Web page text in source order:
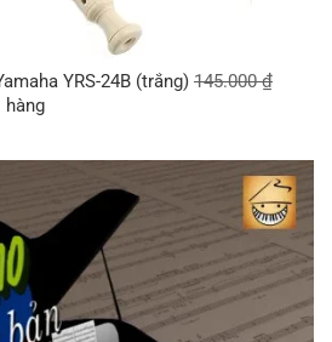
YRS-24B (trắng) 145.000₫
hàng